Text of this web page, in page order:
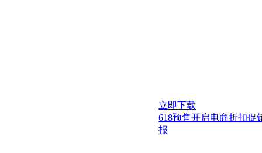
立即下载
618预售开启电商折扣促
报